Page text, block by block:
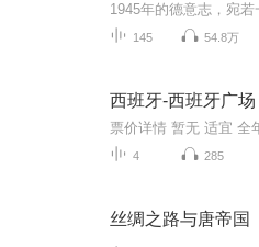
145 54.8万
西班牙-西班牙广场
4 285
丝绸之路与唐帝国